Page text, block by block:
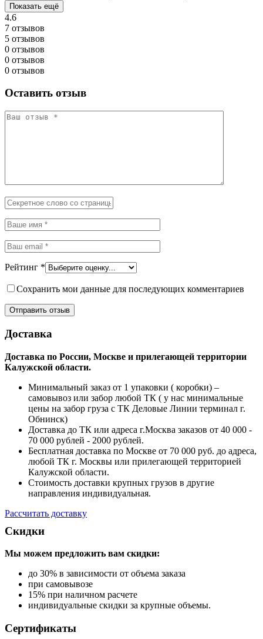
Показать ещё
4.6
7 отзывов
5 отзывов
0 отзывов
0 отзывов
0 отзывов
Оставить отзыв
Рейтинг *
Сохранить мои данные для последующих комментариев
Доставка
Доставка по России, Москве и прилегающей территории
Калужской области.
Минимальный заказ от 1 упаковки ( коробки) –
самовывоз или забор любой ТК ( у нас минимальные
цены на забор груза с ТК Деловые Линии терминал г.
Обнинск)
Доставка до ТК или адреса г.Москва заказов от 40 000 -
70 000 рублей - 2000 рублей.
Бесплатная доставка по Москве от 70 000 руб. до адреса,
любой ТК г. Москвы или прилегающей территорией
Калужской области.
Стоимость доставки крупных грузов в другие
направления индивидуальная.
Рассчитать доставку
Скидки
Мы можем предложить вам скидки:
до 30% в зависимости от объема заказа
при самовывозе
15% при наличном расчете
индивидуальные скидки за крупные объемы.
Сертификаты